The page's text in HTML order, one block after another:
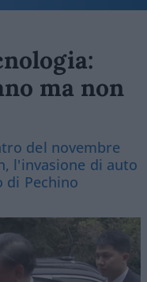
ma non
del novembre
l'invasione di auto
di Pechino